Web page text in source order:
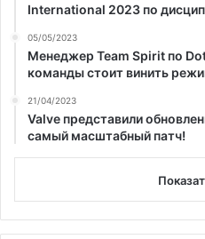
International 2023 по
05/05/2023
Менеджер Team Spirit по
команды стоит винить
21/04/2023
Valve представили
самый масштабный патч!